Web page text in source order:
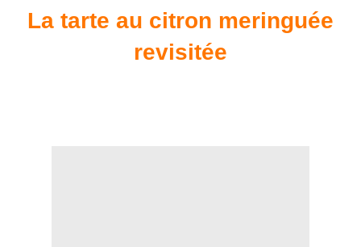
La tarte au citron meringuée
revisitée